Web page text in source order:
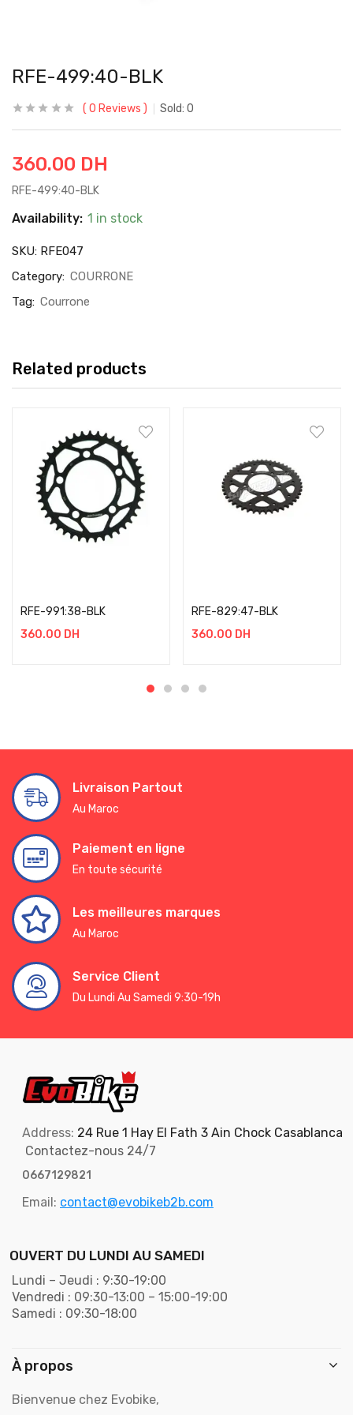
RFE-499:40-BLK
0 Reviews Sold: 0
360.00 DH
RFE-499:40-BLK
Availability: 1 in stock
SKU: RFE047
Category: COURRONE
Tag: Courrone
Related products
RFE-991:38-BLK
360.00 DH
RFE-829:47-BLK
360.00 DH
Livraison Partout
Au Maroc
Paiement en ligne
En toute sécurité
Les meilleures marques
Au Maroc
Service Client
Du Lundi Au Samedi 9:30-19h
Address: 24 Rue 1 Hay El Fath 3 Ain Chock Casablanca
Contactez-nous 24/7
0667129821
Email: contact@evobikeb2b.com
OUVERT DU LUNDI AU SAMEDI
Lundi – Jeudi : 9:30-19:00
Vendredi : 09:30-13:00 – 15:00-19:00
Samedi : 09:30-18:00
À propos
Bienvenue chez Evobike,